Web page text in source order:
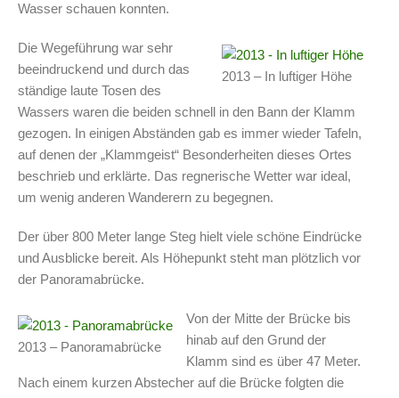
Wasser schauen konnten.
2013 – In luftiger Höhe
Die Wegeführung war sehr
beeindruckend und durch das
ständige laute Tosen des
Wassers waren die beiden schnell in den Bann der Klamm
gezogen. In einigen Abständen gab es immer wieder Tafeln,
auf denen der „Klammgeist“ Besonderheiten dieses Ortes
beschrieb und erklärte. Das regnerische Wetter war ideal,
um wenig anderen Wanderern zu begegnen.
Der über 800 Meter lange Steg hielt viele schöne Eindrücke
und Ausblicke bereit. Als Höhepunkt steht man plötzlich vor
der Panoramabrücke.
2013 – Panoramabrücke
Von der Mitte der Brücke bis
hinab auf den Grund der
Klamm sind es über 47 Meter.
Nach einem kurzen Abstecher auf die Brücke folgten die